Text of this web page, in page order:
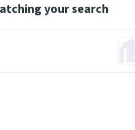
your search